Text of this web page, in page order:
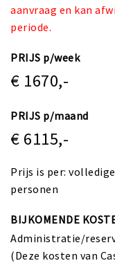
aanvraag en kan
periode.
PRIJS p/week
€ 1670,-
PRIJS p/maand
€ 6115,-
Prijs is per:
personen
BIJKOMENDE
Administratie/
(Deze kosten van